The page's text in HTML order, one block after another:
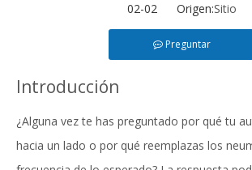
02-02 Origen:Sitio
Preguntar
Introducción
¿Alguna vez te has preguntado por qué tu
hacia un lado o por qué reemplazas los